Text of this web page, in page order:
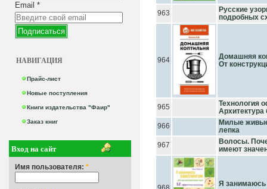
Email *
НАВИГАЦИЯ
Прайс-лист
Новые поступления
Книги издательства "Фаир"
Заказ книг
Вход на сайт
Имя пользователя: *
963
Русские
подробных
964
Домашняя
От
965
Технология
Архитектура
966
Милые
лепка
967
Волосы.
имеют
Я занимаюсь